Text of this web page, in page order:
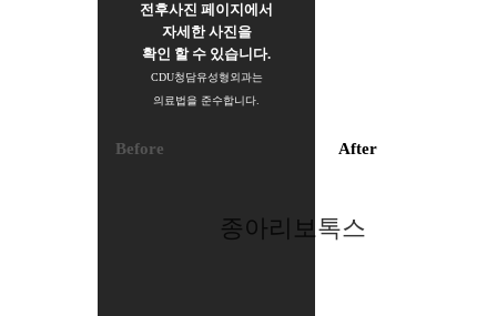
전후사진 페이지에서
자세한 사진을
확인 할 수 있습니다.
CDU청담유성형외과는
의료법을 준수합니다.
Before After
종아리보톡스